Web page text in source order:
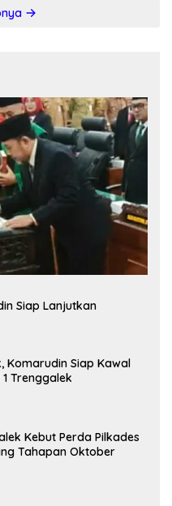
Siap Lanjutkan
Komarudin Siap Kawal
Trenggalek
Kebut Perda Pilkades
Tahapan Oktober